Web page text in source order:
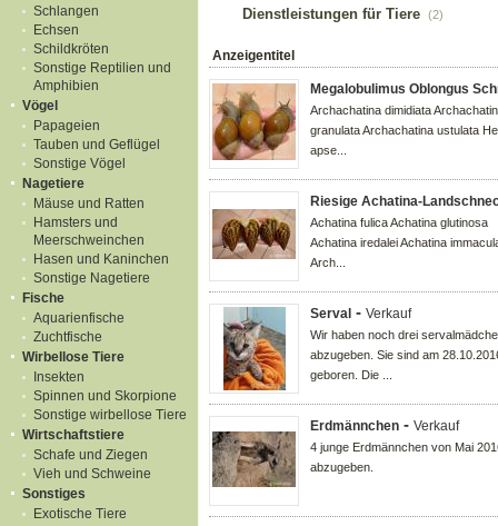
Schlangen
Echsen
Schildkröten
Sonstige Reptilien und
Amphibien
Vögel
Papageien
Tauben und Geflügel
Sonstige Vögel
Nagetiere
Mäuse und Ratten
Hamsters und
Meerschweinchen
Hasen und Kaninchen
Sonstige Nagetiere
Fische
Aquarienfische
Zuchtfische
Wirbellose Tiere
Insekten
Spinnen und Skorpione
Sonstige wirbellose Tiere
Wirtschaftstiere
Schafe und Ziegen
Vieh und Schweine
Sonstiges
Exotische Tiere
Dienstleistungen für Tiere (2)
Anzeigentitel
Megalobulimus Oblongus
Archachatina dimidiata
granulata Archachatina ustulata
apse...
Riesige Achatina-
Achatina fulica Achatina glutinosa
Achatina iredalei Achatina
Arch...
Serval - Verkauf
Wir haben noch drei
abzugeben. Sie sind am
geboren. Die ...
Erdmännchen - Verkauf
4 junge Erdmännchen von Mai
abzugeben.